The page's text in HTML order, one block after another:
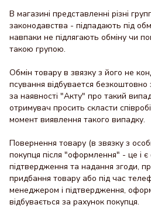
В магазині представленні різні
законодавства - підпадають під
навпаки не підлягають обміну чи
такою групою.
Обмін товару в звязку з його не
псування відбувается безкоштовно
за наявності "Акту" про такий
отримувач просить скласти
момент виявлення такого випадку.
Повернення товару (в звязку з
покупця після "оформлення" - це і
підтвердження та надання згоди,
придбання товару або під час
менеджером і підтвердження,
відбувається за рахунок покупця.